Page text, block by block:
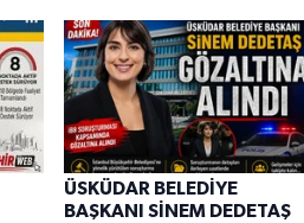
ÜSKÜDAR BELEDİYE
BAŞKANI SİNEM DEDETAŞ